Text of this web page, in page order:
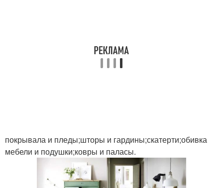
покрывала и пледы;шторы и гардины;скатерти;обивка
мебели и подушки;ковры и паласы.